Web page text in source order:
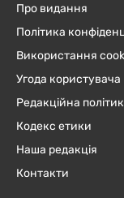
Про видання
Політика
Використання
Угода користувача
Редакційна
Кодекс етики
Наша редакція
Контакти